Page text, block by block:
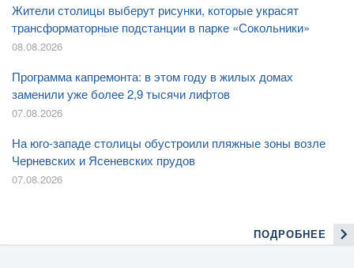
Жители столицы выберут рисунки, которые украсят
трансформаторные подстанции в парке «Сокольники»
08.08.2026
Программа капремонта: в этом году в жилых домах
заменили уже более 2,9 тысячи лифтов
07.08.2026
На юго-западе столицы обустроили пляжные зоны возле
Черневских и Ясеневских прудов
07.08.2026
ПОДРОБНЕЕ